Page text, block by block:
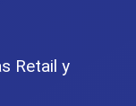
Retail y